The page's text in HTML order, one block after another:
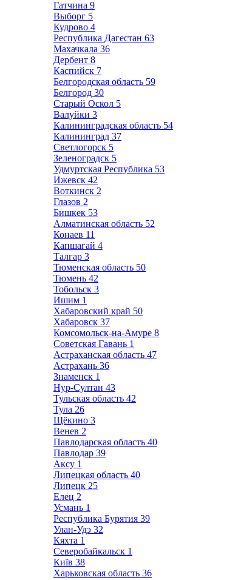
Гатчина 9
Выборг 5
Кудрово 4
Республика Дагестан 63
Махачкала 36
Дербент 8
Каспийск 7
Белгородская область 59
Белгород 30
Старый Оскол 5
Валуйки 3
Калининградская область 54
Калининград 37
Светлогорск 5
Зеленоградск 5
Удмуртская Республика 53
Ижевск 42
Воткинск 2
Глазов 2
Бишкек 53
Алматинская область 52
Конаев 11
Капшагай 4
Талгар 3
Тюменская область 50
Тюмень 42
Тобольск 3
Ишим 1
Хабаровский край 50
Хабаровск 37
Комсомольск-на-Амуре 8
Советская Гавань 1
Астраханская область 47
Астрахань 36
Знаменск 1
Нур-Султан 43
Тульская область 42
Тула 26
Щёкино 3
Венев 2
Павлодарская область 40
Павлодар 39
Аксу 1
Липецкая область 40
Липецк 25
Елец 2
Усмань 1
Республика Бурятия 39
Улан-Удэ 32
Кяхта 1
Северобайкальск 1
Київ 38
Харьковская область 36